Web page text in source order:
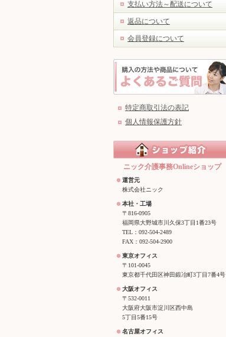
支払い方法～配送について
返品について
会員登録について
特定商取引法の表記
個人情報保護方針
ニック介護事務Onlineショップ
運営元
株式会社ニック
本社・工場
〒816-0905
福岡県大野城市川久保3丁目1番23号
TEL：092-504-2489
FAX：092-504-2900
東京オフィス
〒101-0045
東京都千代田区神田鍛冶町3丁目7番4号
大阪オフィス
〒532-0011
大阪府大阪市淀川区西中島
5丁目5番15号
名古屋オフィス